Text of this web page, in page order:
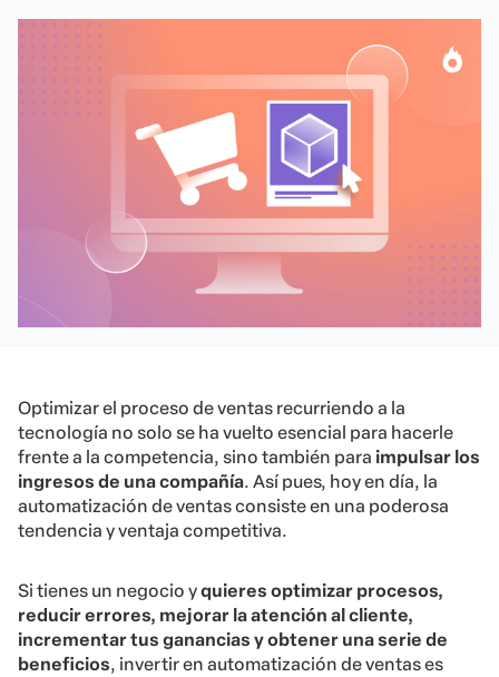
Optimizar el proceso de ventas recurriendo a la
tecnología no solo se ha vuelto esencial para hacerle
frente a la competencia, sino también para impulsar los
ingresos de una compañía. Así pues, hoy en día, la
automatización de ventas consiste en una poderosa
tendencia y ventaja competitiva.
Si tienes un negocio yquieres optimizar procesos,
reducir errores, mejorar la atención al cliente,
incrementar tus ganancias y obtener una serie de
beneficios, invertir en automatización de ventas es